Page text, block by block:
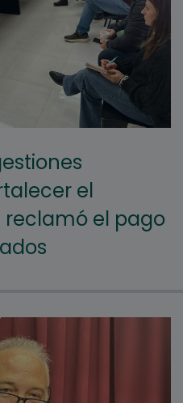
el
reclamó el pago